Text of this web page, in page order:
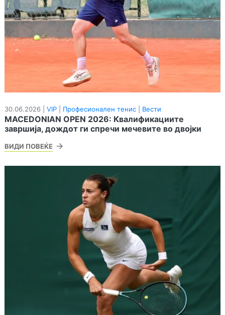
30.06.2026 | VIP Професионален тенис Вести
MACEDONIAN OPEN 2026: Квалификациите
завршија, дождот ги спречи мечевите во двојки
ВИДИ ПОВЕЌЕ